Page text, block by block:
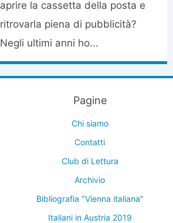
aprire la cassetta della posta e
ritrovarla piena di pubblicità?
Negli ultimi anni ho...
Pagine
Chi siamo
Contatti
Club di Lettura
Archivio
Bibliografia "Vienna italiana"
Italiani in Austria 2019